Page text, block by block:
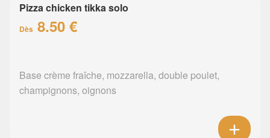
Pizza chicken tikka solo
Dès 8.50 €
Base crème fraîche, mozzarella, double poulet,
champignons, oignons